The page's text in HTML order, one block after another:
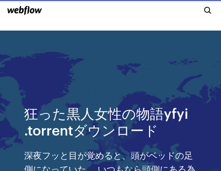
狂った黒人女性の物語yfyi
.torrentダウンロード
深夜フッと目が覚めると、頭がベッドの足
側になっていた。 いつもなら頭側にある為